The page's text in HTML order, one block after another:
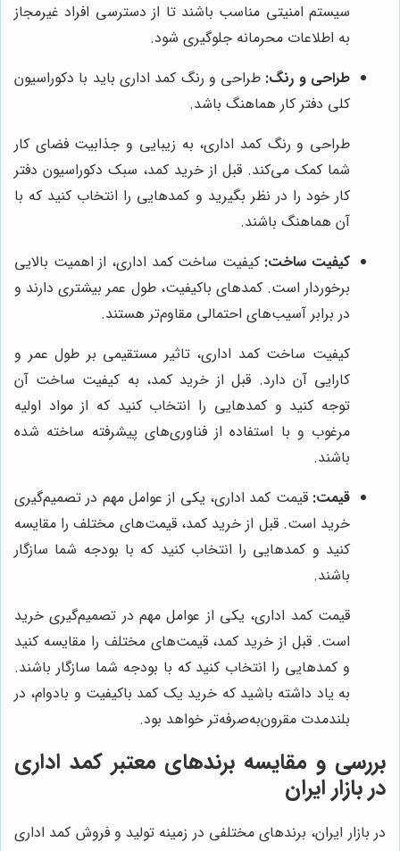
سیستم امنیتی مناسب باشند تا از دسترسی افراد غیرمجاز
به اطلاعات محرمانه جلوگیری شود.
طراحی و رنگ: طراحی و رنگ کمد اداری باید با دکوراسیون
کلی دفتر کار هماهنگ باشد.
طراحی و رنگ کمد اداری، به زیبایی و جذابیت فضای کار
شما کمک می‌کند. قبل از خرید کمد، سبک دکوراسیون دفتر
کار خود را در نظر بگیرید و کمدهایی را انتخاب کنید که با
آن هماهنگ باشند.
کیفیت ساخت: کیفیت ساخت کمد اداری، از اهمیت بالایی
برخوردار است. کمدهای باکیفیت، طول عمر بیشتری دارند و
در برابر آسیب‌های احتمالی مقاوم‌تر هستند.
کیفیت ساخت کمد اداری، تاثیر مستقیمی بر طول عمر و
کارایی آن دارد. قبل از خرید کمد، به کیفیت ساخت آن
توجه کنید و کمدهایی را انتخاب کنید که از مواد اولیه
مرغوب و با استفاده از فناوری‌های پیشرفته ساخته شده
باشند.
قیمت: قیمت کمد اداری، یکی از عوامل مهم در تصمیم‌گیری
خرید است. قبل از خرید کمد، قیمت‌های مختلف را مقایسه
کنید و کمدهایی را انتخاب کنید که با بودجه شما سازگار
باشند.
قیمت کمد اداری، یکی از عوامل مهم در تصمیم‌گیری خرید
است. قبل از خرید کمد، قیمت‌های مختلف را مقایسه کنید
و کمدهایی را انتخاب کنید که با بودجه شما سازگار باشند.
به یاد داشته باشید که خرید یک کمد باکیفیت و بادوام، در
بلندمدت مقرون‌به‌صرفه‌تر خواهد بود.
بررسی و مقایسه برندهای معتبر کمد اداری
در بازار ایران
در بازار ایران، برندهای مختلفی در زمینه تولید و فروش کمد اداری